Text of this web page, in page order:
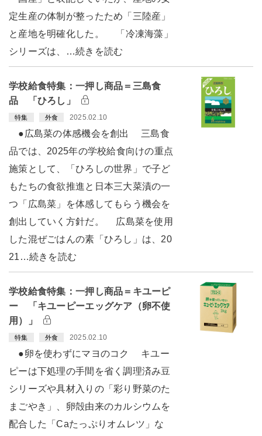
定生産の体制が整ったため「三陸産」
と産地を明確化した。 「冷凍海藻」
シリーズは、…続きを読む
学校給食特集：一押し商品＝三島食
品 「ひろし」
特集 外食 2025.02.10
●広島菜の体感機会を創出 三島食
品では、2025年の学校給食向けの重点
施策として、「ひろしの世界」で子ど
もたちの食欲推進と日本三大菜漬の一
つ「広島菜」を体感してもらう機会を
創出していく方針だ。 広島菜を使用
した混ぜごはんの素「ひろし」は、20
21…続きを読む
学校給食特集：一押し商品＝キユーピ
ー 「キユーピーエッグケア（卵不使
用）」
特集 外食 2025.02.10
●卵を使わずにマヨのコク キユー
ピーは下処理の手間を省く調理済み豆
シリーズや具材入りの「彩り野菜のた
まごやき」、卵殻由来のカルシウムを
配合した「Caたっぷりオムレツ」な